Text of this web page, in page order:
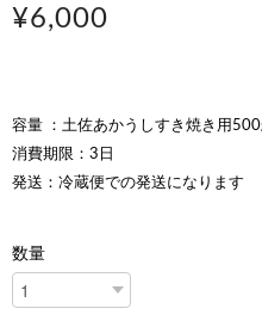
¥6,000
容量 ：土佐あかうしすき焼き用
消費期限：3日
発送：冷蔵便での発送になります
数量